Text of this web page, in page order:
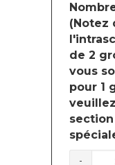
(Notez
de 2
vous
pour 1